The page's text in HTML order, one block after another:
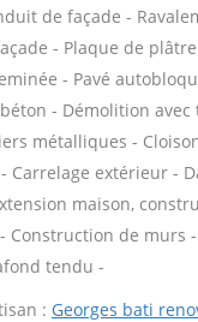
de façade -
- Plaque de
- Pavé
- Démolition
métalliques -
Carrelage extérieur -
maison,
Construction de murs
tendu -
: Georges bati